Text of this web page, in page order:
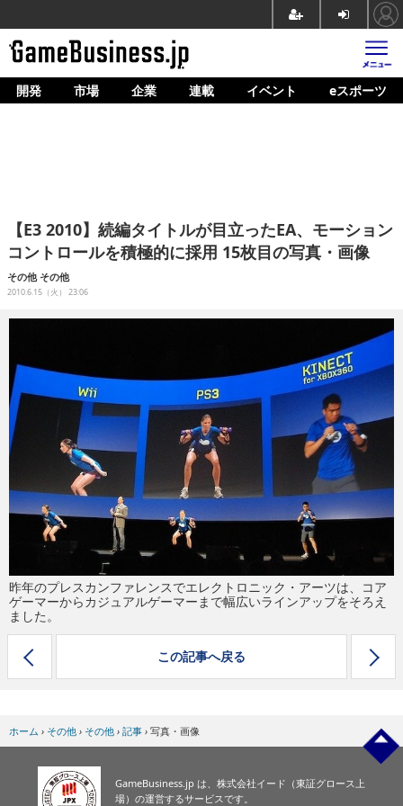
ホーム
企業動向
人材育成
イベント/セミナー
eスポーツ
開発 市場 企業 連載 イベント eスポーツ
【E3 2010】続編タイトルが目立ったEA、モーション
コントロールを積極的に採用 15枚目の写真・画像
その他 その他
2010.6.15（火） 23:06
昨年のプレスカンファレンスでエレクトロニック・アーツは、コア
ゲーマーからカジュアルゲーマーまで幅広いラインアップをそろえ
ました。
この記事へ戻る
ホーム › その他 › その他 › 記事 › 写真・画像
GameBusiness.jp は、株式会社イード（東証グロース上
場）の運営するサービスです。